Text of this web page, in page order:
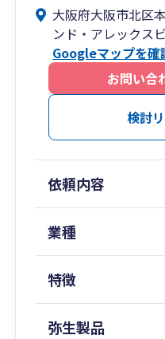
無料！（登記は司法
・弥生会計の全サー
も全体のわずか数%
・スタートアップの
模の大企業の事業承
識とコミュニケーシ
が、中小企業向けに
な税理士法人です。
入支援」「大企業の
おり、中でも資金調
設のため、融資や補
大阪府大阪市北区
ンド・アレックス
Googleマップを確
お問い合
検討
依頼内容
業種
特徴
弥生製品